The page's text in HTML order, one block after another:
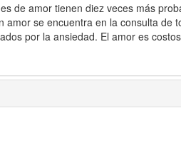
de amor tienen diez veces más
amor se encuentra en la consulta de
por la ansiedad. El amor es